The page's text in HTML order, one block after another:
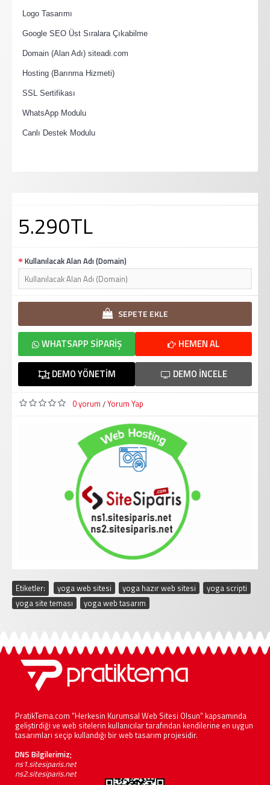
Logo Tasarımı
Google SEO Üst Sıralara Çıkabilme
Domain (Alan Adı) siteadi.com
Hosting (Barınma Hizmeti)
SSL Sertifikası
WhatsApp Modulu
Canlı Destek Modulu
5.290TL
Kullanılacak Alan Adı (Domain)
SEPETE EKLE
HEMEN AL
WHATSAPP SIPARIŞ
DEMO İNCELE
DEMO YÖNETIM
0 yorum /Yorum Yap
Etiketler: yoga web sitesi yoga hazır web sitesi yoga scripti
yoga site teması
yoga web tasarım
PratikTema.com "Herkesin Kurumsal Web Sitesi Olsun" kapsamında
geliştirdiği ve web sitelerin kullanıcılar tarafından kendilerine en uygun
tasarımları seçip kullandığı bir web tasarım projesidir.
DNS Bilgilerimiz;
ns1.sitesiparis.net
ns2.sitesiparis.net